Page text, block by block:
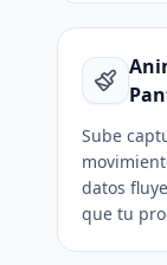
Sube
datos
que tu